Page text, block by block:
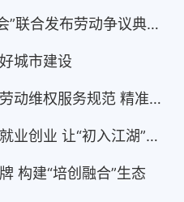
荆门：“人社+法院+工会”联合发布劳动争议典型案例 以案释法促和谐
城市建设
谷城：出台新就业群体劳动维权服务规范 精准护航新业态劳动者
宜昌：全周期护航青年就业创业 让“初入江湖”更有底气
构建“培创融合”生态